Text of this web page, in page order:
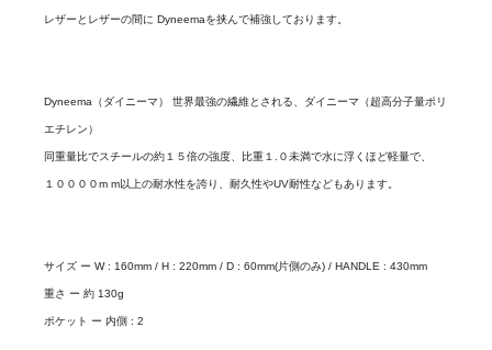
レザーとレザーの間に Dyneemaを挟んで補強しております。
Dyneema（ダイニーマ） 世界最強の繊維とされる、ダイニーマ（超高分子量ポリ
エチレン）
同重量比でスチールの約１５倍の強度、比重１.０未満で水に浮くほど軽量で、
１００００m m以上の耐水性を誇り、耐久性やUV耐性などもあります。
サイズ ー W : 160mm / H : 220mm / D : 60mm(片側のみ) / HANDLE : 430mm
重さ ー 約 130g
ポケット ー 内側 : 2